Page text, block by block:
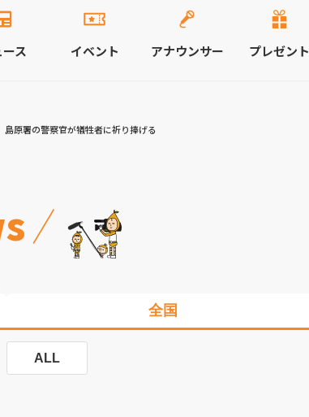
ス イベント アナウンサー プレゼント
原署の警察官が犠牲者に祈り捧げる
全国
ALL